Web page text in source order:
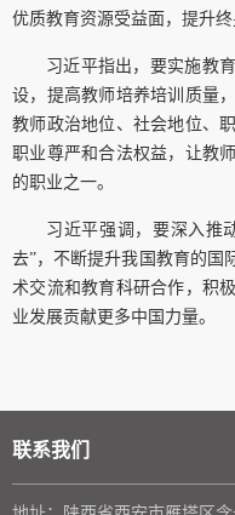
优质教育资源受益面，提升终
习近平指出，要实施教
设，提高教师培养培训质量
教师政治地位、社会地位、
职业尊严和合法权益，让教
的职业之一。
习近平强调，要深入推
去”，不断提升我国教育的国
术交流和教育科研合作，积
业发展贡献更多中国力量。
联系我们